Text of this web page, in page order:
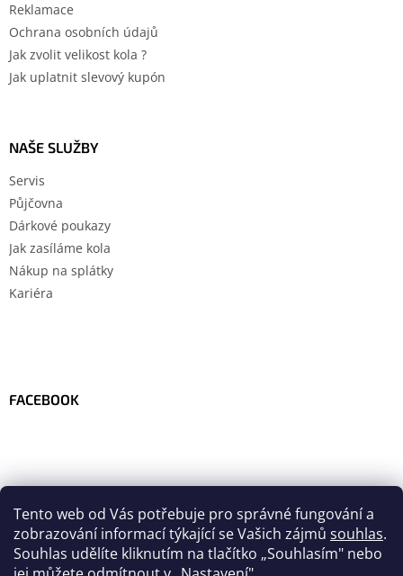
Tento web od Vás potřebuje pro správné fungování a
zobrazování informací týkající se Vašich zájmů souhlas.
Souhlas udělíte kliknutím na tlačítko „Souhlasím" nebo
Reklamace
Ochrana osobních údajů
Jak zvolit velikost kola ?
Jak uplatnit slevový kupón
NAŠE SLUŽBY
Servis
Půjčovna
Dárkové poukazy
Jak zasíláme kola
Nákup na splátky
Kariéra
FACEBOOK